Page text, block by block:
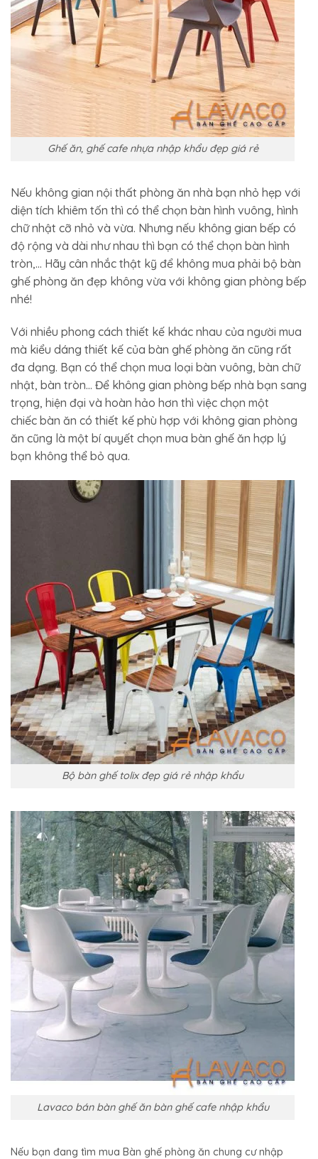
Ghế ăn, ghế cafe nhựa nhập khẩu đẹp giá rẻ
Nếu không gian nội thất phòng ăn nhà bạn nhỏ hẹp với
diện tích khiêm tốn thì có thể chọn bàn hình vuông, hình
chữ nhật cỡ nhỏ và vừa. Nhưng nếu không gian bếp có
độ rộng và dài như nhau thì bạn có thể chọn bàn hình
tròn,… Hãy cân nhắc thật kỹ để không mua phải bộ bàn
ghế phòng ăn đẹp không vừa với không gian phòng bếp
nhé!
Với nhiều phong cách thiết kế khác nhau của người mua
mà kiểu dáng thiết kế của bàn ghế phòng ăn cũng rất
đa dạng. Bạn có thể chọn mua loại bàn vuông, bàn chữ
nhật, bàn tròn… Để không gian phòng bếp nhà bạn sang
trọng, hiện đại và hoàn hảo hơn thì việc chọn một
chiếc bàn ăn có thiết kế phù hợp với không gian phòng
ăn cũng là một bí quyết chọn mua bàn ghế ăn hợp lý
bạn không thể bỏ qua.
Bộ bàn ghế tolix đẹp giá rẻ nhập khẩu
Lavaco bán bàn ghế ăn bàn ghế cafe nhập khẩu
Nếu bạn đang tìm mua Bàn ghế phòng ăn chung cư nhập